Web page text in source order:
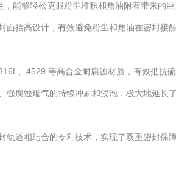
能够轻松克服粉尘堆积和焦油附着带来的
面抬高设计，有效避免粉尘和焦油在密封接
、4529 等高合金耐腐蚀材质，有效抵抗硫
强腐蚀烟气的持续冲刷和浸泡，极大地延长
轨道相结合的专利技术，实现了双重密封